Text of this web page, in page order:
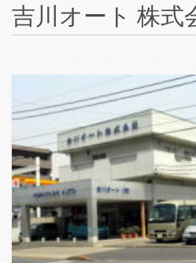
吉川オート 株式